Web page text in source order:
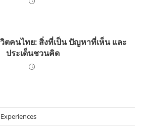
ตคนไทย: สิ่งที่เป็น ปัญหาที่เห็น และ
ประเด็นชวนคิด